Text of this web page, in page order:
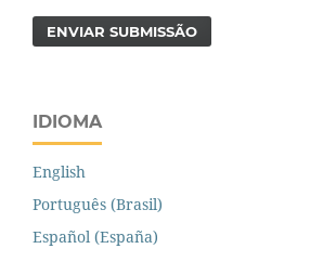
ENVIAR SUBMISSÃO
IDIOMA
English
Português (Brasil)
Español (España)